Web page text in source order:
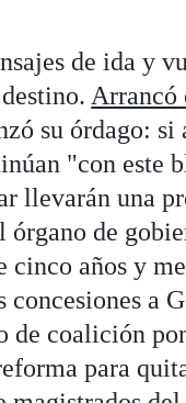
de ida y
Arrancó
su órdago: si
"con este
llevarán una
de
cinco años y
concesiones a
coalición
para